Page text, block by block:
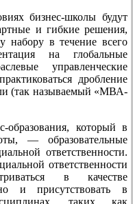
бизнес-школы будут
и гибкие решения,
набору в течение всего
на глобальные
управленческие
дробление
(так называемый «МВА-
который в
— образовательные
ответственности.
ответственности
в качестве
и присутствовать в
таких как